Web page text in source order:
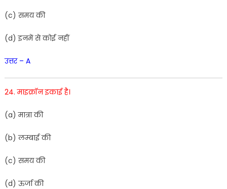
(c)समयकी
(d)इनमेंसेकोईनहीं
उत्तर – A
24. माइक्रॉन इकाई है।
(a)मात्राकी
(b)लम्बाईकी
(c)समयकी
(d)ऊर्जाकी